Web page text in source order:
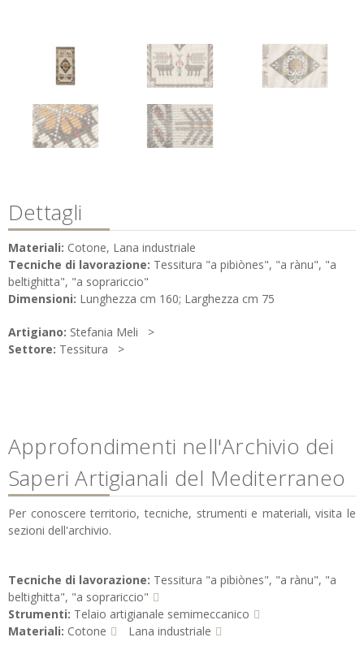
Dettagli
Materiali: Cotone, Lana industriale
Tecniche di lavorazione: Tessitura "a pibiònes", "a rànu", "a
beltighitta", "a soprariccio"
Dimensioni: Lunghezza cm 160; Larghezza cm 75
Artigiano: Stefania Meli
Settore: Tessitura
Approfondimenti nell'Archivio dei
Saperi Artigianali del Mediterraneo
Per conoscere territorio, tecniche, strumenti e materiali, visita le
sezioni dell'archivio.
Tecniche di lavorazione: Tessitura "a pibiònes", "a rànu", "a
beltighitta", "a soprariccio"
Strumenti: Telaio artigianale semimeccanico
Materiali: Cotone Lana industriale